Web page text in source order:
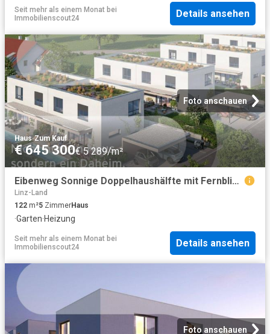
Seit mehr als einem Monat bei
Immobilienscout24
Details ansehen
Foto anschauen
Haus·Zum Kauf
€ 645 300€ 5 289/m²
Eibenweg Sonnige Doppelhaushälfte mit Fernblick | DH2
Linz-Land
122 m²5 ZimmerHaus
·Garten·Heizung
Seit mehr als einem Monat bei
Immobilienscout24
Details ansehen
Foto anschauen